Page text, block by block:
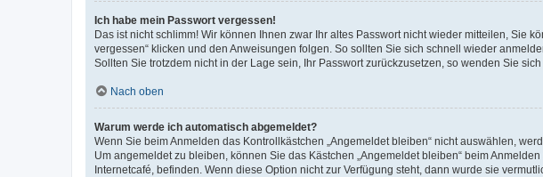
Ich habe mein Passwort vergessen!
Das ist nicht schlimm! Wir können Ihnen zwar Ihr altes Passwort nicht wieder mitteilen, Sie
vergessen“ klicken und den Anweisungen folgen. So sollten Sie sich schnell wieder
Sollten Sie trotzdem nicht in der Lage sein, Ihr Passwort zurückzusetzen, so wenden Sie
Nach oben
Warum werde ich automatisch abgemeldet?
Wenn Sie beim Anmelden das Kontrollkästchen „Angemeldet bleiben“ nicht auswählen,
Um angemeldet zu bleiben, können Sie das Kästchen „Angemeldet bleiben“ beim
Internetcafé, befinden. Wenn diese Option nicht zur Verfügung steht, dann wurde sie